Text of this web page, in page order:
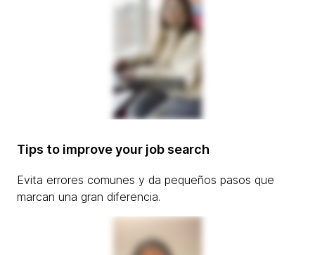
Tips to improve your job search
Evita errores comunes y da pequeños pasos que
marcan una gran diferencia.